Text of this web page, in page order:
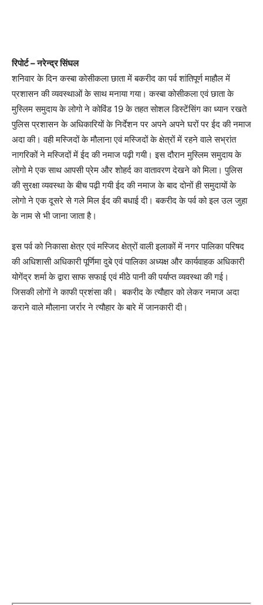
रिपोर्ट – नरेन्द्र सिंघल
शनिवार के दिन कस्बा कोसीकला छाता में बकरीद का पर्व शांतिपूर्ण माहौल में
प्रशासन की व्यवस्थाओं के साथ मनाया गया। कस्बा कोसीकला एवं छाता के
मुस्लिम समुदाय के लोगो ने कोविंड 19 के तहत सोशल डिस्टेंसिंग का ध्यान रखते
पुलिस प्रशासन के अधिकारियों के निर्देशन पर अपने अपने घरों पर ईद की नमाज
अदा की। वही मस्जिदों के मौलाना एवं मस्जिदों के क्षेत्रों में रहने वाले सभ्रांत
नागरिकों ने मस्जिदों में ईद की नमाज पढ़ी गयी। इस दौरान मुस्लिम समुदाय के
लोगो मे एक साथ आपसी प्रेम और शोहर्द का वातावरण देखने को मिला। पुलिस
की सुरक्षा व्यवस्था के बीच पढ़ी गयी ईद की नमाज के बाद दोनों ही समुदायों के
लोगो ने एक दूसरे से गले मिल ईद की बधाई दी। बकरीद के पर्व को इल उल जुहा
के नाम से भी जाना जाता है।
इस पर्व को निकासा क्षेत्र एवं मस्जिद क्षेत्रों वाली इलाकों में नगर पालिका परिषद
की अधिशासी अधिकारी पूर्णिमा दुबे एवं पालिका अध्यक्ष और कार्यवाहक अधिकारी
योगेंद्र शर्मा के द्वारा साफ सफाई एवं मीठे पानी की पर्याप्त व्यवस्था की गई।
जिसकी लोगों ने काफी प्रशंसा की। बकरीद के त्यौहार को लेकर नमाज अदा
कराने वाले मौलाना जर्रार ने त्यौहार के बारे में जानकारी दी।